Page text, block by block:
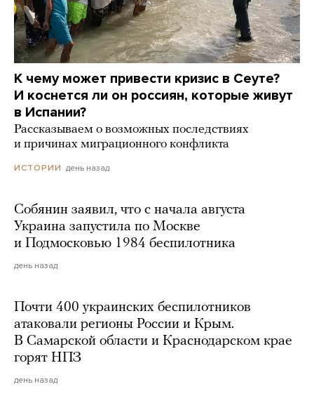
К чему может привести кризис в Сеуте?
И коснется ли он россиян, которые живут
в Испании?
Рассказываем о возможных последствиях
и причинах миграционного конфликта
ИСТОРИИ день назад
Собянин заявил, что с начала августа
Украина запустила по Москве
и Подмосковью 1984 беспилотника
день назад
Почти 400 украинских беспилотников
атаковали регионы России и Крым.
В Самарской области и Краснодарском крае
горят НПЗ
день назад